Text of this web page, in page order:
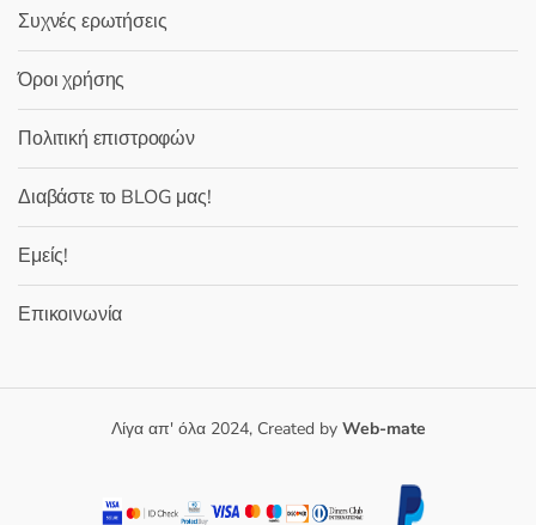
Συχνές ερωτήσεις
Όροι χρήσης
Πολιτική επιστροφών
Διαβάστε το BLOG μας!
Εμείς!
Επικοινωνία
Λίγα απ' όλα 2024, Created by Web-mate